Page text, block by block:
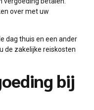
over met uw
dag thuis en een ander
de zakelijke reiskosten
bij